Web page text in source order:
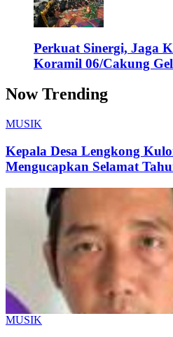
Perkuat Sinergi, Jaga
Koramil 06/Cakung
Now Trending
MUSIK
Kepala Desa Lengkong
Mengucapkan Selamat
MUSIK